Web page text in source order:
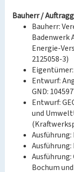
Bauherr /
Bauherr:
Badenwerk
Energie-
2125058-3)
Eigentümer:
Entwurf:
GND:
Entwurf:
und
Ausführung:
Bochum